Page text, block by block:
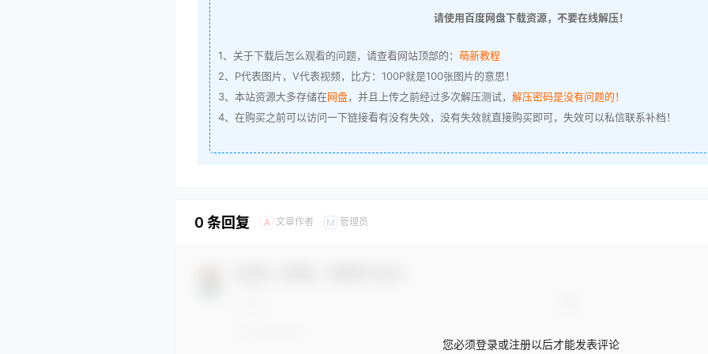
请使用百度网盘下载资源，不要在线解压！
1、关于下载后怎么观看的问题，请查看网站顶部的： 萌新教程
2、P代表图片，V代表视频，比方：100P就是100张图片的意思！
3、本站资源大多存储在网盘，并且上传之前经过多次解压测试， 解压密码是没有问题的！
4、在购买之前可以访问一下链接看有没有失效，没有失效就直接购买即可，失效可以私信联系补档！
0 条回复 A 文章作者 M 管理员
您必须登录或注册以后才能发表评论